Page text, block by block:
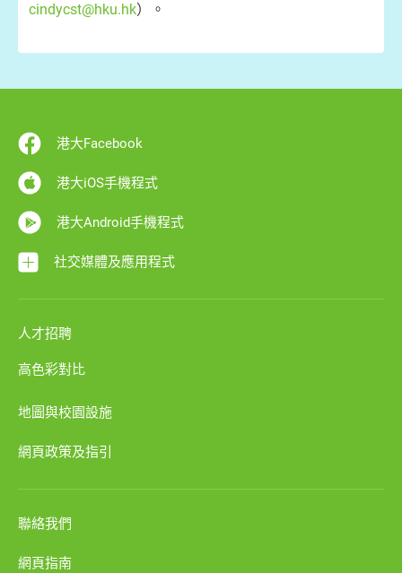
cindycst@hku.hk）。
港大Facebook
港大iOS手機程式
港大Android手機程式
社交媒體及應用程式
人才招聘
高色彩對比
地圖與校園設施
網頁政策及指引
聯絡我們
網頁指南